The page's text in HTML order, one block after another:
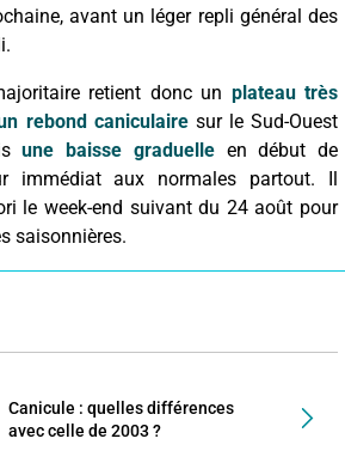
avant un léger repli général des
retient donc un plateau très
rebond caniculairesur le Sud-Ouest
une baisse graduelleen début de
immédiat aux normales partout. Il
le week-end suivant du 24 août pour
saisonnières.
Canicule : quelles différences
avec celle de 2003 ?